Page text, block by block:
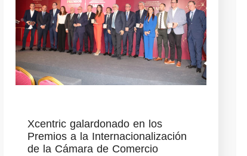
Xcentric galardonado en los
Premios a la Internacionalización
de la Cámara de Comercio